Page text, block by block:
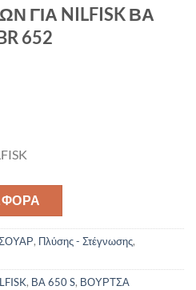
ΓΙΑ NILFISK ΒΑ
652
, Πλύσης - Στέγνωσης,
, ΒΑ 650 S, ΒΟΥΡΤΣΑ